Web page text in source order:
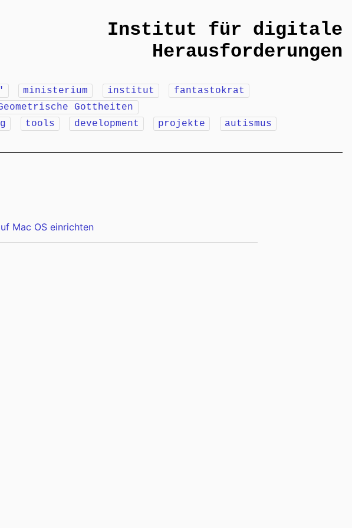
Institut für digitale
Herausforderungen
ministerium institut
fantastokrat
Gottheiten
tools development projekte autismus
Mac OS einrichten